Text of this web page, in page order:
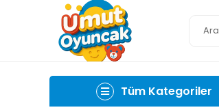
Tüm Kategoriler